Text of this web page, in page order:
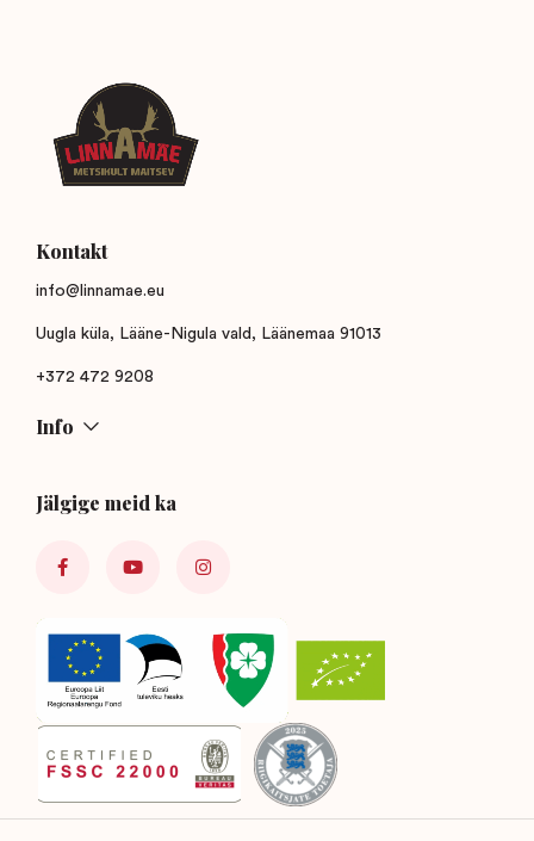
Kontakt
info@linnamae.eu
Uugla küla, Lääne-Nigula vald, Läänemaa 91013
+372 472 9208
Info
Jälgige meid ka